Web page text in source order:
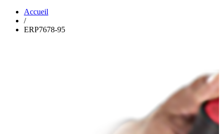
Accueil
/
ERP7678-95